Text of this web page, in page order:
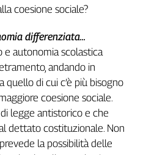
coesione sociale?
differenziata...
autonomia scolastica
andando in
di cui c’è più bisogno
coesione sociale.
legge antistorico e che
dettato costituzionale. Non
la possibilità delle